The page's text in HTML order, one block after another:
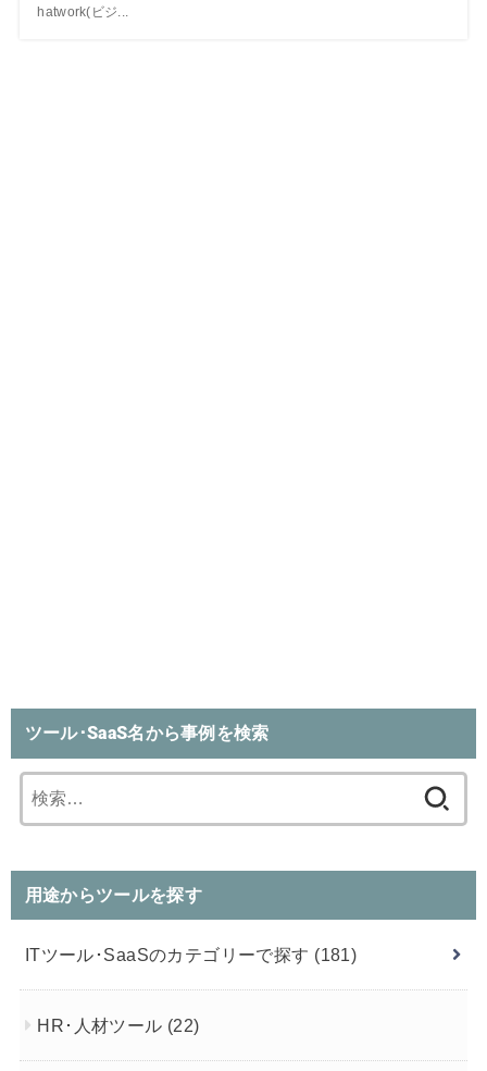
hatwork(ビジ...
ツール･SaaS名から事例を検索
索:
用途からツールを探す
ITツール･SaaSのカテゴリーで探す (181)
HR･人材ツール (22)